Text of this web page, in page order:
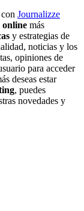
Journalizze
online más
y estrategias de
noticias y los
opiniones de
para acceder
deseas estar
, puedes
novedades y